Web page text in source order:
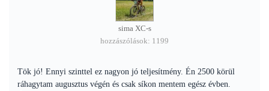
sima XC-s
hozzászólások: 1199
Tök jó! Ennyi szinttel ez nagyon jó teljesítmény. Én 2500 körül
ráhagytam augusztus végén és csak síkon mentem egész évben.